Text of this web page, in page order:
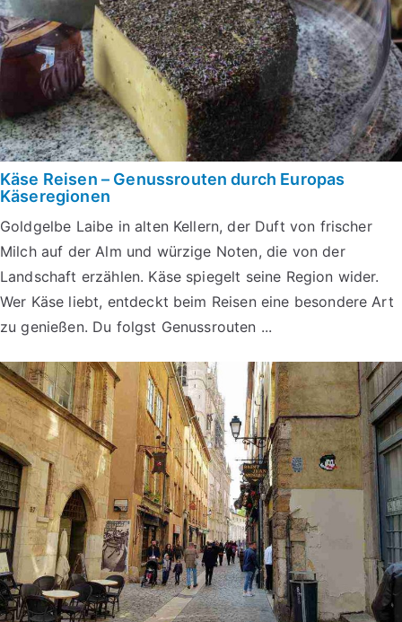
Käse Reisen – Genussrouten durch Europas
Käseregionen
Goldgelbe Laibe in alten Kellern, der Duft von frischer
Milch auf der Alm und würzige Noten, die von der
Landschaft erzählen. Käse spiegelt seine Region wider.
Wer Käse liebt, entdeckt beim Reisen eine besondere Art
zu genießen. Du folgst Genussrouten ...